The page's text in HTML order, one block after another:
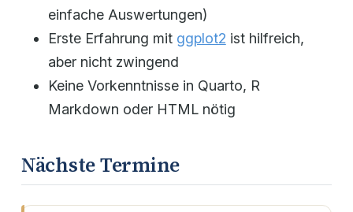
einfache Auswertungen)
Erste Erfahrung mit ggplot2 ist hilfreich,
aber nicht zwingend
Keine Vorkenntnisse in Quarto, R
Markdown oder HTML nötig
Nächste Termine